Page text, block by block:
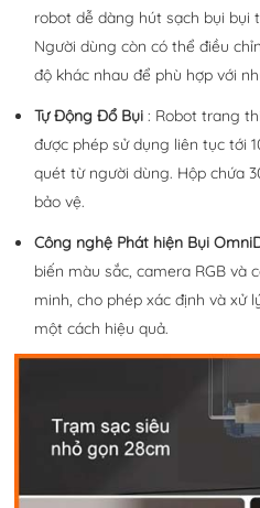
robot dễ dàng hút sạch bụi bụi
Người dùng còn có thể điều
độ khác nhau để phù hợp với
Tự Động Đổ Bụi : Robot trang
được phép sử dụng liên tục tới
quét từ người dùng. Hộp chứa
bảo vệ.
Công nghệ Phát hiện Bụi
biến màu sắc, camera RGB và
minh, cho phép xác định và xử
một cách hiệu quả.